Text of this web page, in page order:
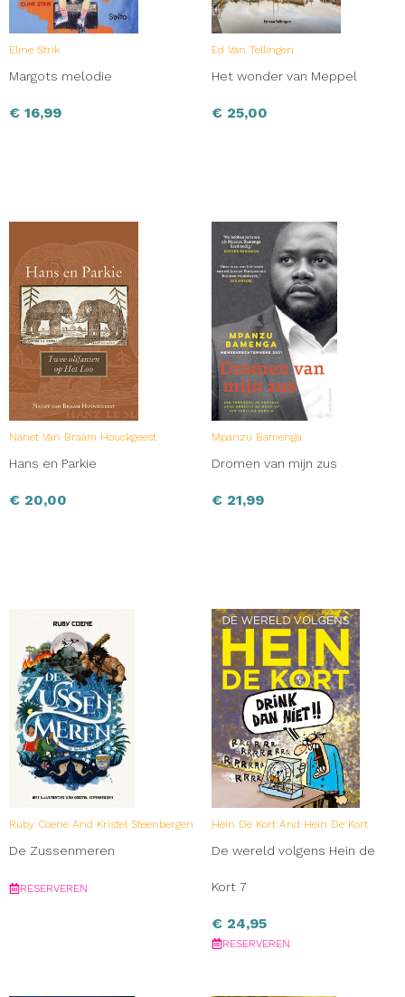
Eline Strik
Margots melodie
€ 16,99
Ed Van Tellingen
Het wonder van Meppel
€ 25,00
Nanet Van Braam Houckgeest
Hans en Parkie
€ 20,00
Mpanzu Bamenga
Dromen van mijn zus
€ 21,99
Ruby Coene And Kristel Steenbergen
De Zussenmeren
RESERVEREN
Hein De Kort And Hein De Kort
De wereld volgens Hein de
Kort 7
€ 24,95
RESERVEREN